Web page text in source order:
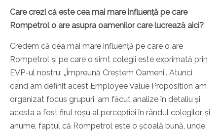
Care crezi că este cea mai mare influență pe care
Rompetrol o are asupra oamenilor care lucrează aici?
Credem că cea mai mare influență pe care o are
Rompetrol și pe care o simt colegii este exprimată prin
EVP-ul nostru: „Împreună Creștem Oameni”. Atunci
când am definit acest Employee Value Proposition am
organizat focus grupuri, am făcut analize în detaliu și
acesta a fost firul roșu al percepției în rândul colegilor, și
anume, faptul că Rompetrol este o școală bună, unde